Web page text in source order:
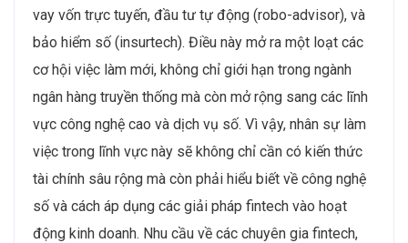
vay vốn trực tuyến, đầu tư tự động (robo-advisor), và
bảo hiểm số (insurtech). Điều này mở ra một loạt các
cơ hội việc làm mới, không chỉ giới hạn trong ngành
ngân hàng truyền thống mà còn mở rộng sang các lĩnh
vực công nghệ cao và dịch vụ số. Vì vậy, nhân sự làm
việc trong lĩnh vực này sẽ không chỉ cần có kiến thức
tài chính sâu rộng mà còn phải hiểu biết về công nghệ
số và cách áp dụng các giải pháp fintech vào hoạt
động kinh doanh. Nhu cầu về các chuyên gia fintech,